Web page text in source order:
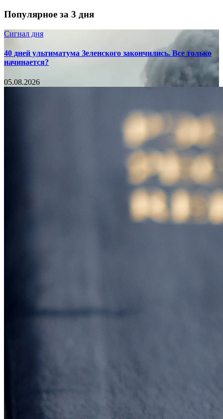
Популярное за 3 дня
Сигнал дня
40 дней ультиматума Зеленского закончились. Все только
начинается?
05.08.2026